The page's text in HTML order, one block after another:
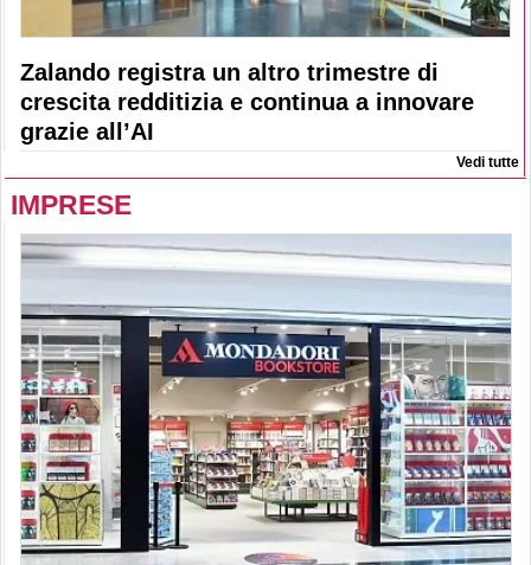
Zalando registra un altro trimestre di
crescita redditizia e continua a innovare
grazie all’AI
Vedi tutte
IMPRESE